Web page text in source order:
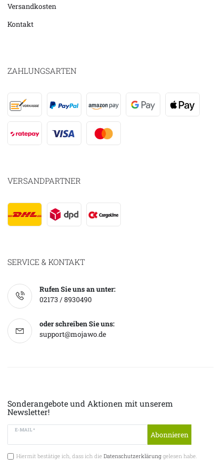
Versandkosten
Kontakt
ZAHLUNGSARTEN
VERSANDPARTNER
SERVICE & KONTAKT
Rufen Sie uns an unter:
02173 / 8930490
oder schreiben Sie uns:
support@mojawo.de
Sonderangebote und Aktionen mit unserem
Newsletter!
E-MAIL *
Abonnieren
Hiermit bestätige ich, dass ich die Datenschutzerklärunggelesen habe.